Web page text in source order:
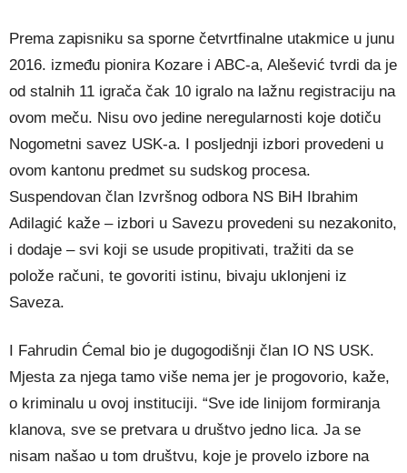
Prema zapisniku sa sporne četvrtfinalne utakmice u junu
2016. između pionira Kozare i ABC-a, Alešević tvrdi da je
od stalnih 11 igrača čak 10 igralo na lažnu registraciju na
ovom meču. Nisu ovo jedine neregularnosti koje dotiču
Nogometni savez USK-a. I posljednji izbori provedeni u
ovom kantonu predmet su sudskog procesa.
Suspendovan član Izvršnog odbora NS BiH Ibrahim
Adilagić kaže – izbori u Savezu provedeni su nezakonito,
i dodaje – svi koji se usude propitivati, tražiti da se
polože računi, te govoriti istinu, bivaju uklonjeni iz
Saveza.
I Fahrudin Ćemal bio je dugogodišnji član IO NS USK.
Mjesta za njega tamo više nema jer je progovorio, kaže,
o kriminalu u ovoj instituciji. “Sve ide linijom formiranja
klanova, sve se pretvara u društvo jedno lica. Ja se
nisam našao u tom društvu, koje je provelo izbore na